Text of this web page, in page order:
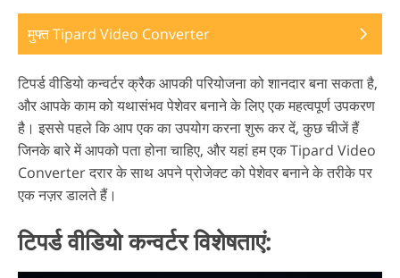
मुफ्त Tipard Video Converter
टिपर्ड वीडियो कन्वर्टर क्रैक आपकी परियोजना को शानदार बना सकता है,
और आपके काम को यथासंभव पेशेवर बनाने के लिए एक महत्वपूर्ण उपकरण
है। इससे पहले कि आप एक का उपयोग करना शुरू कर दें, कुछ चीजें हैं
जिनके बारे में आपको पता होना चाहिए, और यहां हम एक Tipard Video
Converter दरार के साथ अपने प्रोजेक्ट को पेशेवर बनाने के तरीके पर
एक नज़र डालते हैं।
टिपर्ड वीडियो कन्वर्टर विशेषताएं: